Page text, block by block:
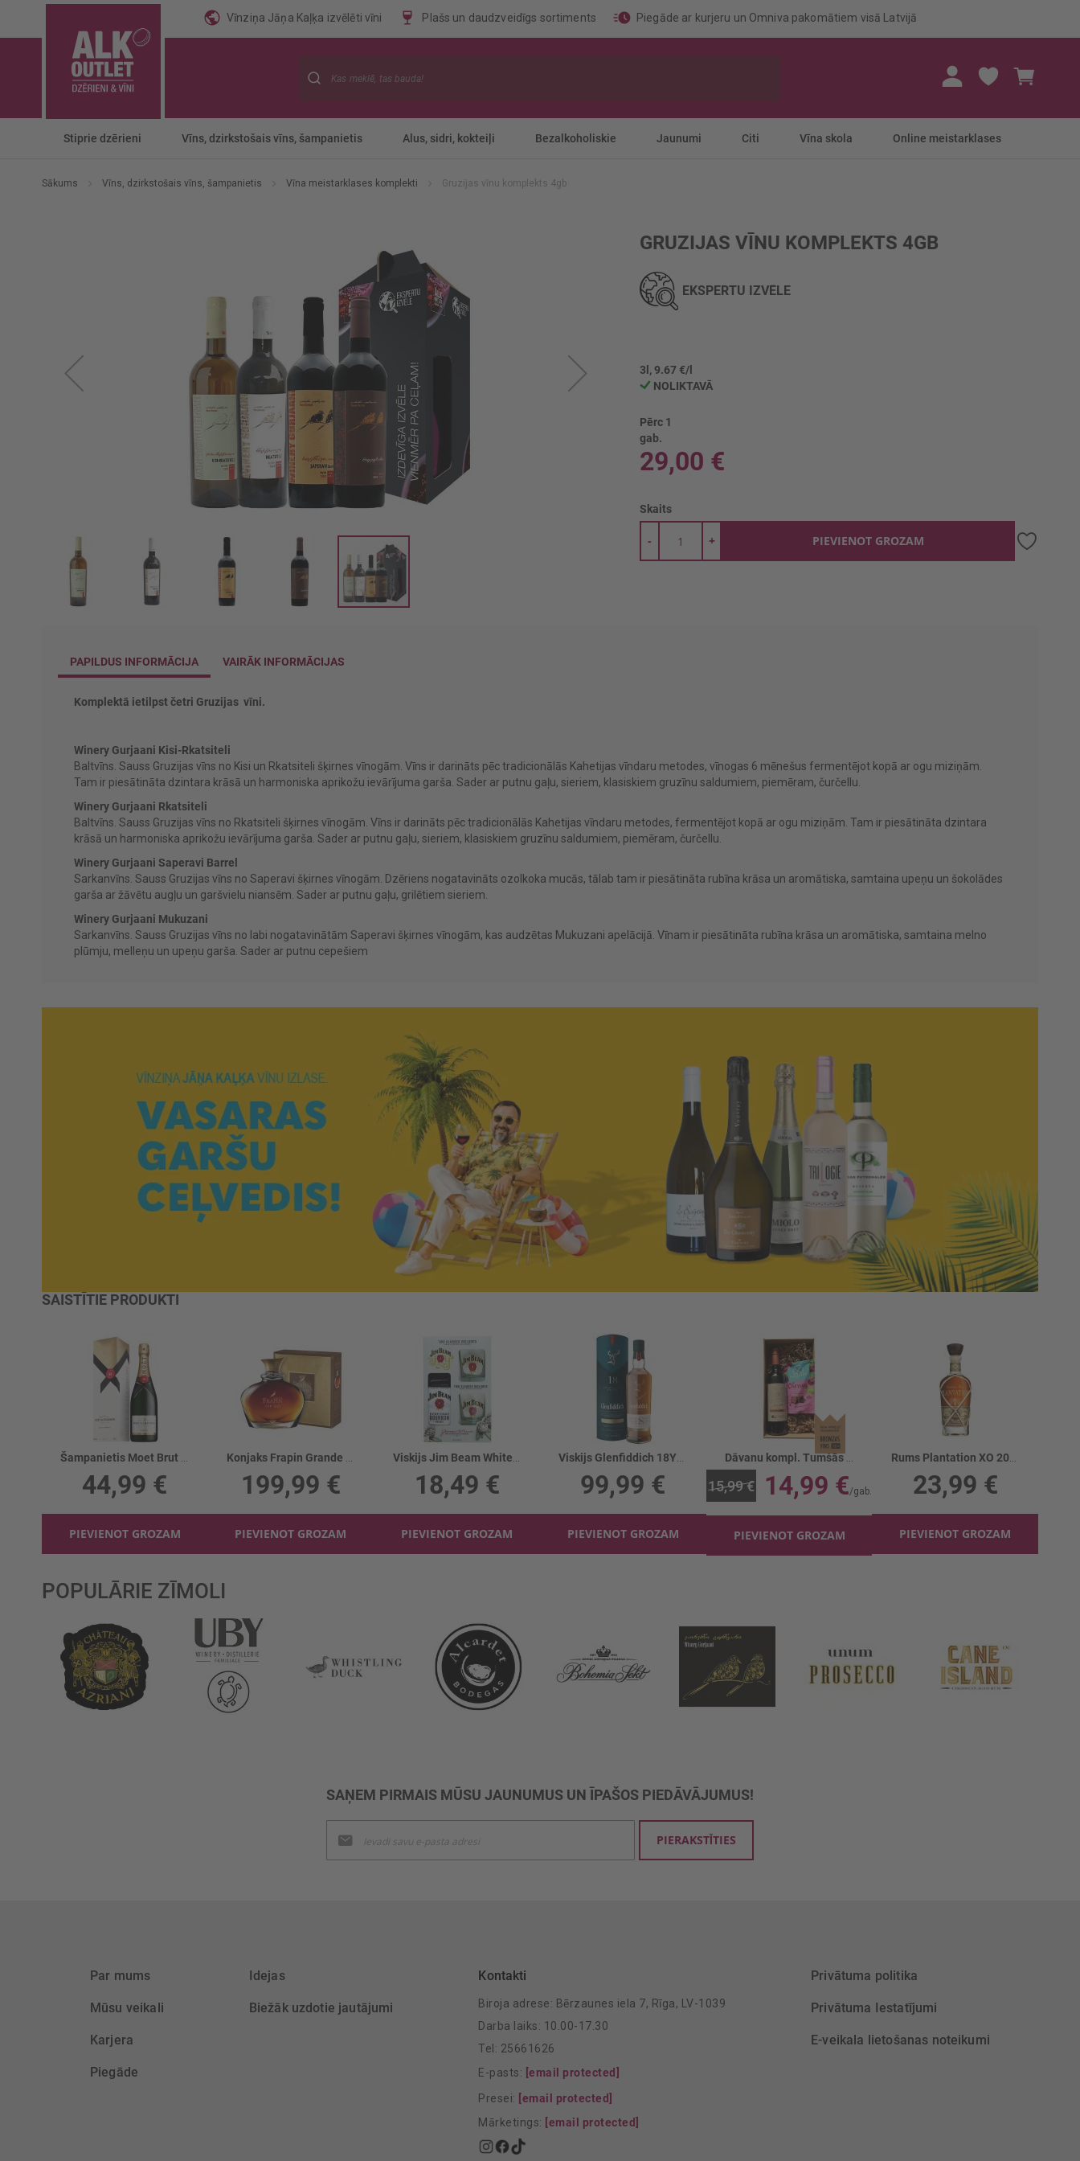
Vīnziņa Jāņa Kaļķa izvēlēti vīni Plašs un daudzveidīgs sortiments Piegāde ar kurjeru un Omniva pakomātiem visā Latvijā
Stiprie dzērieni Vīns, dzirkstošais vīns, šampanietis Alus, sidri, kokteiļi Bezalkoholiskie Jaunumi Citi Vīna skola Online meistarklases
Sākums Vīns, dzirkstošais vīns, šampanietis Vīna meistarklases komplekti Gruzijas vīnu komplekts 4gb
GRUZIJAS VĪNU KOMPLEKTS 4GB
sākumu
EKSPERTU IZVĒLE
3l, 9.67 €/l
NOLIKTAVĀ
Pērc 1
gab.
29,00 €
Skaits
+
- PIEVIENOT GROZAM
PAPILDUS INFORMĀCIJA
Komplektā ietilpst četri Gruzijas vīni.
Winery Gurjaani Kisi-Rkatsiteli
Baltvīns. Sauss Gruzijas vīns no Kisi un Rkatsiteli šķirnes vīnogām. Vīns ir darināts pēc tradicionālās Kahetijas vīndaru metodes, vīnogas 6 mēnešus fermentējot kopā ar ogu miziņām.
Tam ir piesātināta dzintara krāsā un harmoniska aprikožu ievārījuma garša. Sader ar putnu gaļu, sieriem, klasiskiem gruzīnu saldumiem, piemēram, čurčellu.
Winery Gurjaani Rkatsiteli
Baltvīns. Sauss Gruzijas vīns no Rkatsiteli šķirnes vīnogām. Vīns ir darināts pēc tradicionālās Kahetijas vīndaru metodes, fermentējot kopā ar ogu miziņām. Tam ir piesātināta dzintara
krāsā un harmoniska aprikožu ievārījuma garša. Sader ar putnu gaļu, sieriem, klasiskiem gruzīnu saldumiem, piemēram, čurčellu.
Winery Gurjaani Saperavi Barrel
Sarkanvīns. Sauss Gruzijas vīns no Saperavi šķirnes vīnogām. Dzēriens nogatavināts ozolkoka mucās, tālab tam ir piesātināta rubīna krāsa un aromātiska, samtaina upeņu un šokolādes
garša ar žāvētu augļu un garšvielu niansēm. Sader ar putnu gaļu, grilētiem sieriem.
Winery Gurjaani Mukuzani
Sarkanvīns. Sauss Gruzijas vīns no labi nogatavinātām Saperavi šķirnes vīnogām, kas audzētas Mukuzani apelācijā. Vīnam ir piesātināta rubīna krāsa un aromātiska, samtaina melno
plūmju, melleņu un upeņu garša. Sader ar putnu cepešiem
VAIRĀK INFORMĀCIJAS
SAISTĪTIE PRODUKTI
Šampanietis Moet Brut Imperial 12% kastē
44,99 €
PIEVIENOT GROZAM
Konjaks Frapin Grande Champagne VIP X.O. 40%
199,99 €
PIEVIENOT GROZAM
Viskijs Jim Beam White 40% + 2glāzes
18,49 €
PIEVIENOT GROZAM
Viskijs Glenfiddich 18YO 40%
99,99 €
PIEVIENOT GROZAM
Dāvanu kompl. Tumšās Nianses
15,99 € 14,99 €
PIEVIENOT GROZAM
Rums Plantation XO 20th Anniversary 40%
23,99 €
PIEVIENOT GROZAM
POPULĀRIE ZĪMOLI
SAŅEM PIRMAIS MŪSU JAUNUMUS UN ĪPAŠOS PIEDĀVĀJUMUS!
jaunumu
saņemšanai:
PIERAKSTĪTIES
Par mums
Mūsu veikali
Karjera
Piegāde
Idejas
Biežāk uzdotie jautājumi
Kontakti
Biroja adrese: Bērzaunes iela 7, Rīga, LV-1039
Darba laiks: 10.00-17.30
Tel: 25661626
E-pasts: [email protected]
Presei: [email protected]
Mārketings: [email protected]
Privātuma politika
Privātuma Iestatījumi
E-veikala lietošanas noteikumi